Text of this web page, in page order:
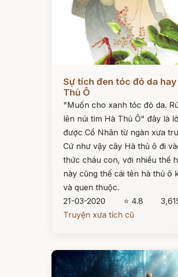
Sự tích đen tóc đỏ da hay
Thủ Ô
"Muốn cho xanh tóc đỏ da.
lên núi tìm Hà Thủ Ô" đây là
được Cổ Nhân từ ngàn xưa
Cứ như vậy cây Hà thủ ô đi
thức cháu con, với nhiều thế
này cũng thế cái tên hà thủ ô
và quen thuộc.
21-03-2020
⭐ 4.8
Truyện xưa tích cũ